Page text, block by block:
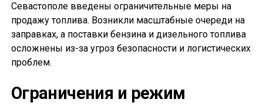
Севастополе введены ограничительные меры на
продажу топлива. Возникли масштабные очереди на
заправках, а поставки бензина и дизельного топлива
осложнены из-за угроз безопасности и логистических
проблем.
Ограничения и режим